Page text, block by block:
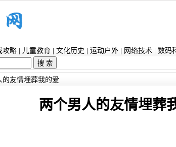
攻略| 儿童教育| 文化历史 运动户外| 网络技术| 数码
友情埋葬我的爱
两个男人的友情埋葬